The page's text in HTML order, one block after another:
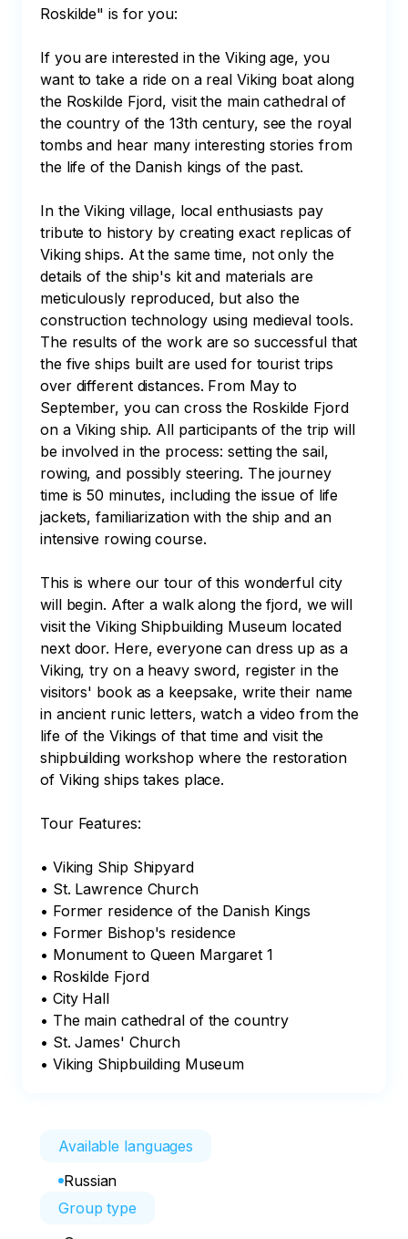
Roskilde" is for you:
If you are interested in the Viking age, you
want to take a ride on a real Viking boat along
the Roskilde Fjord, visit the main cathedral of
the country of the 13th century, see the royal
tombs and hear many interesting stories from
the life of the Danish kings of the past.
In the Viking village, local enthusiasts pay
tribute to history by creating exact replicas of
Viking ships. At the same time, not only the
details of the ship's kit and materials are
meticulously reproduced, but also the
construction technology using medieval tools.
The results of the work are so successful that
the five ships built are used for tourist trips
over different distances. From May to
September, you can cross the Roskilde Fjord
on a Viking ship. All participants of the trip will
be involved in the process: setting the sail,
rowing, and possibly steering. The journey
time is 50 minutes, including the issue of life
jackets, familiarization with the ship and an
intensive rowing course.
This is where our tour of this wonderful city
will begin. After a walk along the fjord, we will
visit the Viking Shipbuilding Museum located
next door. Here, everyone can dress up as a
Viking, try on a heavy sword, register in the
visitors' book as a keepsake, write their name
in ancient runic letters, watch a video from the
life of the Vikings of that time and visit the
shipbuilding workshop where the restoration
of Viking ships takes place.
Tour Features:
• Viking Ship Shipyard
• St. Lawrence Church
• Former residence of the Danish Kings
• Former Bishop's residence
• Monument to Queen Margaret 1
• Roskilde Fjord
• City Hall
• The main cathedral of the country
• St. James' Church
• Viking Shipbuilding Museum
Available languages
Russian
Group type